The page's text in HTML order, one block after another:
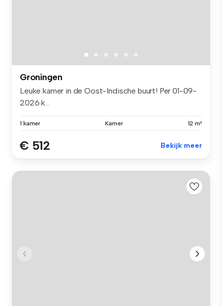
Groningen
Leuke kamer in de Oost-Indische buurt! Per 01-09-
2026 k...
1 kamer Kamer 12 m²
€ 512 Bekijk meer